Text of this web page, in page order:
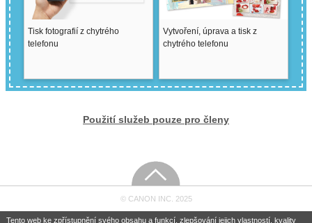
Tento web ke zpřístupnění svého obsahu a funkcí, zlepšování jejich vlastností, kvality
Tisk fotografií z chytrého
telefonu
Vytvoření, úprava a tisk z
chytrého telefonu
Použití služeb pouze pro členy
© CANON INC. 2025